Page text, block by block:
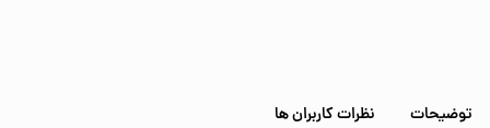
توضیحات نظرات کاربران ها